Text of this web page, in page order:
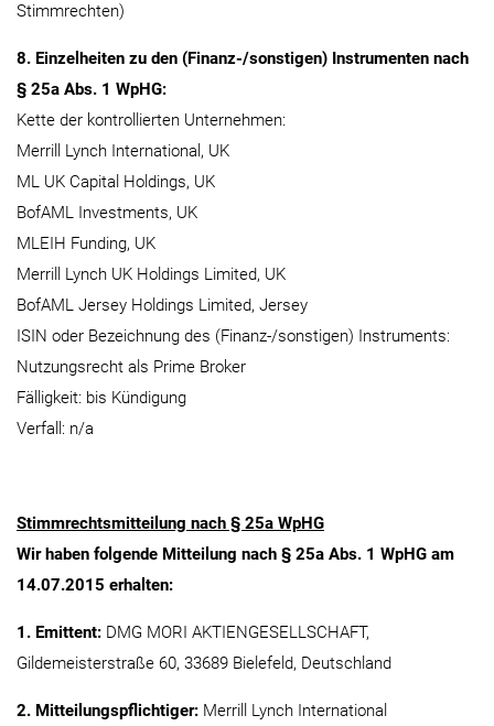
Stimmrechten)
8. Einzelheiten zu den (Finanz-/sonstigen) Instrumenten nach
§ 25a Abs. 1 WpHG:
Kette der kontrollierten Unternehmen:
Merrill Lynch International, UK
ML UK Capital Holdings, UK
BofAML Investments, UK
MLEIH Funding, UK
Merrill Lynch UK Holdings Limited, UK
BofAML Jersey Holdings Limited, Jersey
ISIN oder Bezeichnung des (Finanz-/sonstigen) Instruments:
Nutzungsrecht als Prime Broker
Fälligkeit: bis Kündigung
Verfall: n/a
Stimmrechtsmitteilung nach § 25a WpHG
Wir haben folgende Mitteilung nach § 25a Abs. 1 WpHG am
14.07.2015 erhalten:
1. Emittent: DMG MORI AKTIENGESELLSCHAFT,
Gildemeisterstraße 60, 33689 Bielefeld, Deutschland
2. Mitteilungspflichtiger: Merrill Lynch International